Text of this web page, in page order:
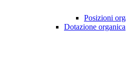
Posizioni
Dotazione organica